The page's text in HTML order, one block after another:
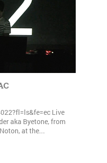
Live
aka Byetone, from
at the...